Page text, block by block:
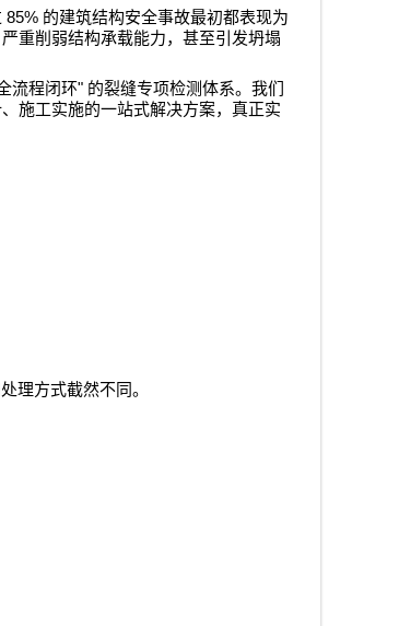
85% 的建筑结构安全事故最初都表现为
重削弱结构承载能力，甚至引发坍塌
流程闭环" 的裂缝专项检测体系。我们
施工实施的一站式解决方案，真正实
理方式截然不同。